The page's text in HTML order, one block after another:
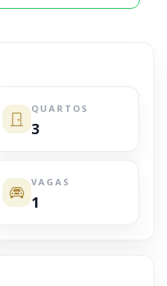
QUARTOS
3
VAGAS
1